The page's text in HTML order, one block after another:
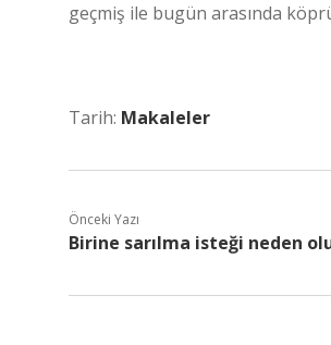
geçmiş ile bugün arasında
Tarih: Makaleler
Önceki Yazı
Birine sarılma isteği neden